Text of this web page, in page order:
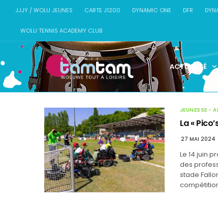
JJJY / WOLU JEUNES CARTE J1200 DYNAMIC ONE DFR
WOLU TENNIS ACADEMY CLUB
ACTUALITÉ
JEUNESSE -
La «
27 MAI 2024
Le 14 juin
des
stade